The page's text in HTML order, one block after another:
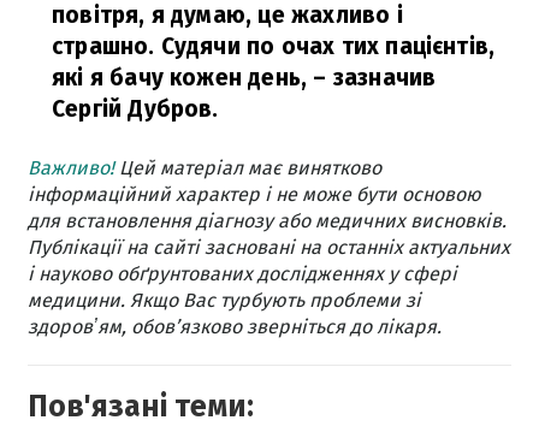
повітря, я думаю, це жахливо і
страшно. Судячи по очах тих пацієнтів,
які я бачу кожен день, – зазначив
Сергій Дубров.
Важливо!Цей матеріал має винятково
інформаційний характер і не може бути основою
для встановлення діагнозу або медичних висновків.
Публікації на сайті засновані на останніх актуальних
і науково обґрунтованих дослідженнях у сфері
медицини. Якщо Вас турбують проблеми зі
здоровʼям, обов’язково зверніться до лікаря.
Пов'язані теми: